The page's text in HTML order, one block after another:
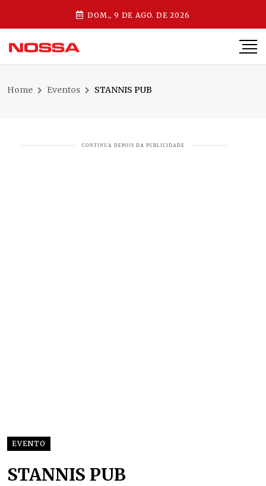
DOM., 9 DE AGO. DE 2026
Home Eventos STANNIS PUB
EVENTO
STANNIS PUB